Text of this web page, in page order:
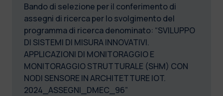
Bando di selezione per il conferimento di
assegni di ricerca per lo svolgimento del
programma di ricerca denominato: “SVILUPPO
DI SISTEMI DI MISURA INNOVATIVI.
APPLICAZIONI DI MONITORAGGIO E
MONITORAGGIO STRUTTURALE (SHM) CON
NODI SENSORE IN ARCHITETTURE IOT.
2024_ASSEGNI_DMEC_96”